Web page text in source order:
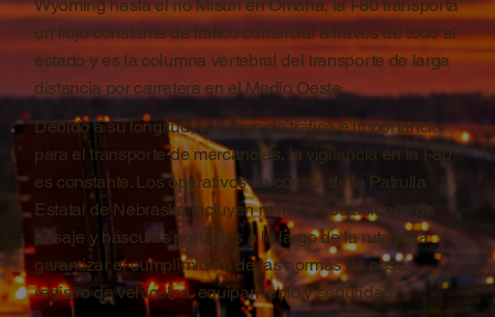
Wyoming hasta el río Misuri en Omaha, la I-80 transporta
un flujo constante de tráfico comercial a través de todo el
estado y es la columna vertebral del transporte de larga
distancia por carretera en el Medio Oeste.
Debido a su longitud, volumen de tráfico e importancia
para el transporte de mercancías, la vigilancia en la I-80
es constante. Los operativos de control de la Patrulla
Estatal de Nebraska incluyen múltiples estaciones de
pesaje y básculas portátiles a lo largo de la ruta para
garantizar el cumplimiento de las normas de peso,
registro de vehículos, equipamiento y seguridad.